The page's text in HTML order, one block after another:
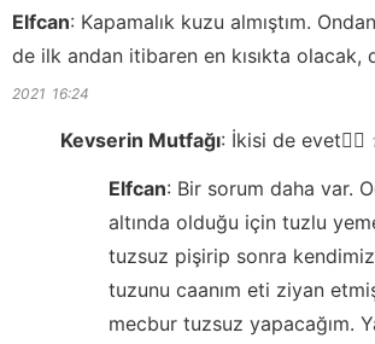
Elfcan: Kapamalık kuzu almıştım.
de ilk andan itibaren en kısıkta olacak,
2021 16:24
Kevserin Mutfağı: İkisi de evet👍🏻
Elfcan: Bir sorum daha var.
altında olduğu için tuzlu
tuzsuz pişirip sonra
tuzunu caanım eti ziyan
mecbur tuzsuz yapacağım.